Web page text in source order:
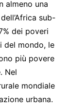
almeno una
sub-
dei poveri
del mondo, le
più povere
Nel
mondiale
urbana.